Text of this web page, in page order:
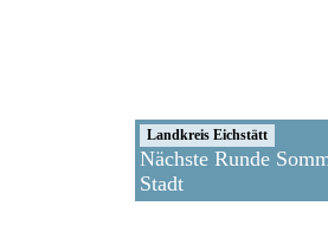
Landkreis Eichstätt
Nächste Runde
Stadt